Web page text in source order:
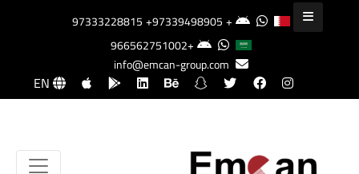
+97333228815
+97339498905
+966562751002
info@emcan-group.com
EN